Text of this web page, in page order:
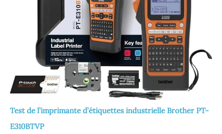
Test de l’imprimante d’étiquettes industrielle Brother PT-
E310BTVP